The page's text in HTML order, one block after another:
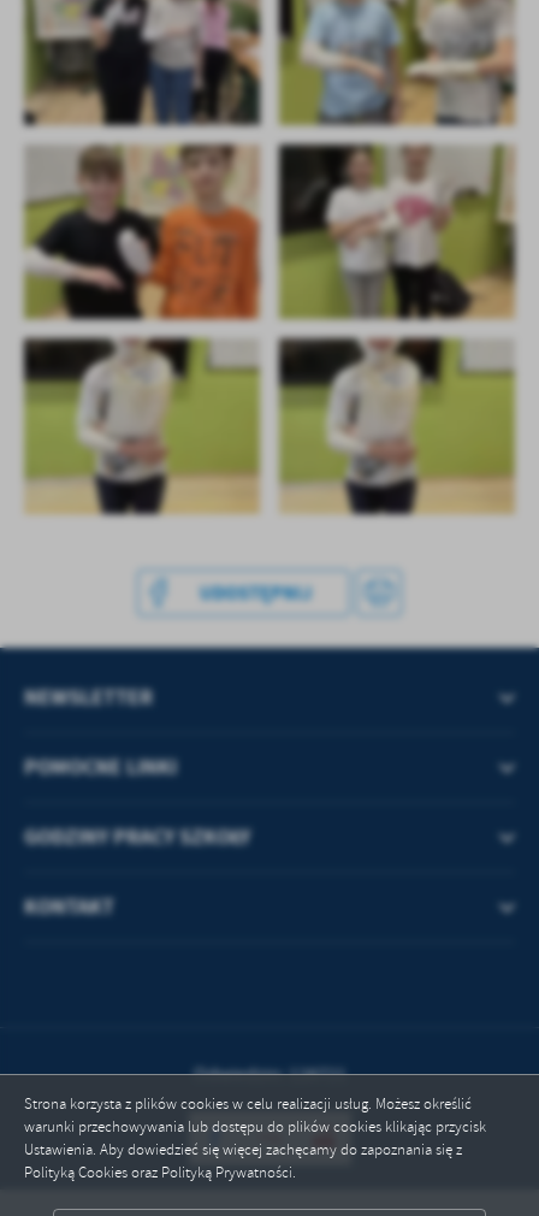
Strona korzysta z plików cookies w celu realizacji usług. Możesz określić
warunki przechowywania lub dostępu do plików cookies klikając przycisk
Ustawienia. Aby dowiedzieć się więcej zachęcamy do zapoznania się z
Polityką Cookies oraz Polityką Prywatności.
ZAPISZ WYBRANE
UDOSTĘPNIJ
POMOCNE LINKI
NEWSLETTER
GODZINY PRACY SZKOŁY
KONTAKT
Odwiedzin: 128721